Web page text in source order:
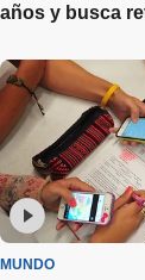
años y busca
MUNDO